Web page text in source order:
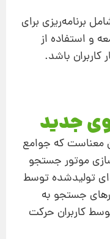
برنامه‌ریزی برای
و استفاده از
کاربران باشد.
جدید
معناست که جوامع
موتور جستجو
تولیدشده توسط
جستجو به
کاربران حرکت